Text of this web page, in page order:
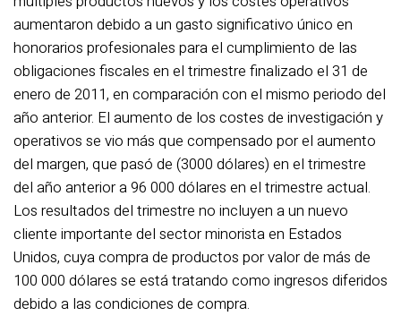
aumentaron debido a un gasto significativo único en
honorarios profesionales para el cumplimiento de las
obligaciones fiscales en el trimestre finalizado el 31 de
enero de 2011, en comparación con el mismo periodo del
año anterior. El aumento de los costes de investigación y
operativos se vio más que compensado por el aumento
del margen, que pasó de (3000 dólares) en el trimestre
del año anterior a 96 000 dólares en el trimestre actual.
Los resultados del trimestre no incluyen a un nuevo
cliente importante del sector minorista en Estados
Unidos, cuya compra de productos por valor de más de
100 000 dólares se está tratando como ingresos diferidos
debido a las condiciones de compra.